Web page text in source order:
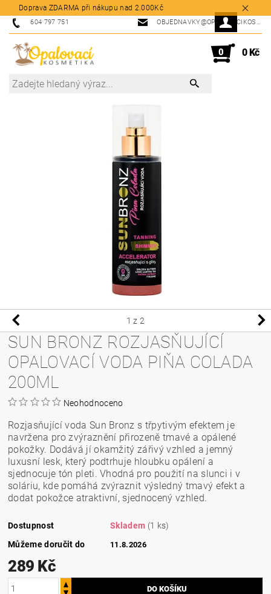
Doprava ZDARMA při nákupu nad 2.000Kč
604 797 751 OBJEDNAVKY@OPALOVACIKOSMETIKA.CZ
0 0 Kč
1 z 2
SUN BRONZ ROZJASŇUJÍCÍ
OPALOVACÍ VODA PIŇA COLADA
200ML
Neohodnoceno
Rozjasňující voda Sun Bronz s třpytivým efektem je
navržena pro zvýraznění přirozeně tmavé a opálené
pokožky. Dodává jí okamžitý zářivý vzhled a jemný
luxusní lesk, který podtrhuje hloubku opálení a
sjednocuje tón pleti. Vhodná pro použití na slunci i v
soláriu, kde pomáhá zvýraznit výsledný tmavý efekt a
dodat pokožce atraktivní, sjednocený vzhled.
Dostupnost Skladem (1 ks)
Můžeme doručit do
11.8.2026
289 Kč